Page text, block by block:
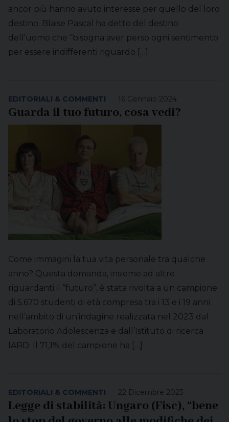
ancor più hanno avuto interesse per quello del loro
destino. Blaise Pascal ha detto del destino
dell’uomo che “bisogna aver perso ogni sentimento
per essere indifferenti riguardo […]
16 Gennaio 2024
EDITORIALI & COMMENTI
Guarda il tuo futuro, cosa vedi?
Come immagini la tua vita personale tra qualche
anno? Questa domanda, insieme ad altre
riguardanti il “futuro”, è stata rivolta a un campione
di 5.670 studenti di età compresa tra i 13 e i 19 anni
nell’ambito di un’indagine realizzata nel 2023 dal
Laboratorio Adolescenza e dall’Istituto di ricerca
IARD. Il 71,1% del campione ha […]
22 Dicembre 2023
EDITORIALI & COMMENTI
Legge di stabilità: Ungaro (Fisc), “bene